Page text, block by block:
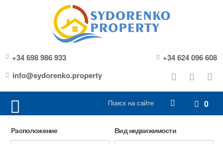
+34 698 986 933
+34 624 096 608
info@sydorenko.property
0
Расположение Вид недвижимости